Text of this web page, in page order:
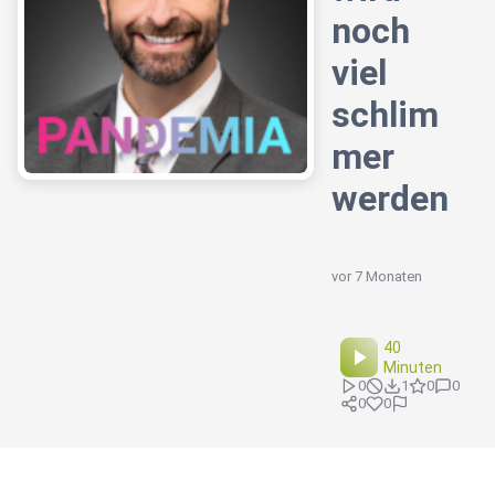
noch
viel
schlim
mer
werden
vor 7 Monaten
40
Minuten
0 1 0
0
0
0